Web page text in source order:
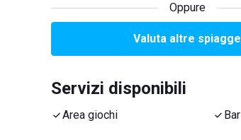
Oppure
Valuta altre spiagge
Servizi disponibili
Area giochi Bar